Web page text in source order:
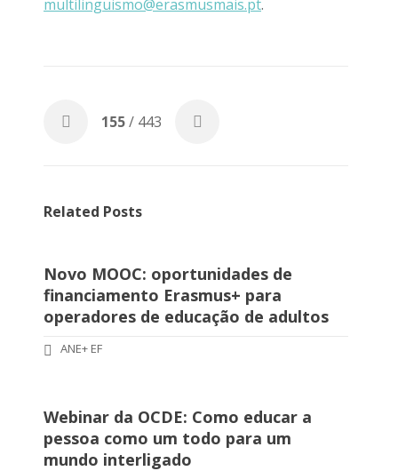
multilinguismo@erasmusmais.pt.
155/ 443
Related Posts
Novo MOOC: oportunidades de
financiamento Erasmus+ para
operadores de educação de adultos
ANE+ EF
Webinar da OCDE: Como educar a
pessoa como um todo para um
mundo interligado